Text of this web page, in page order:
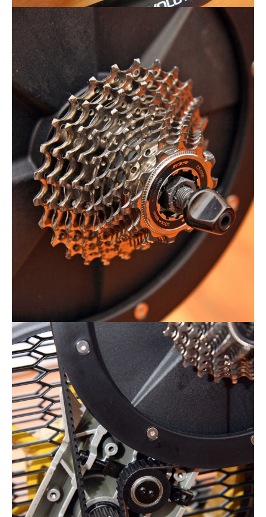
Actualités
Tendances
Tous nos articles
À propos